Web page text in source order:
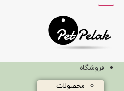
فروشگاه
محصولات